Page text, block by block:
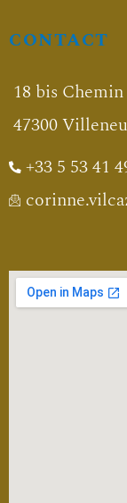
CONTACT
18 bis Chemin
47300
+33 5 53 41